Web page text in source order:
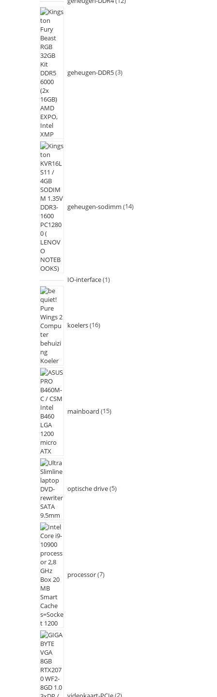
geheugen-DDR5 3
geheugen-sodimm 14
IO-interface 1
koelers 16
mainboard 15
optische drive 5
processor 7